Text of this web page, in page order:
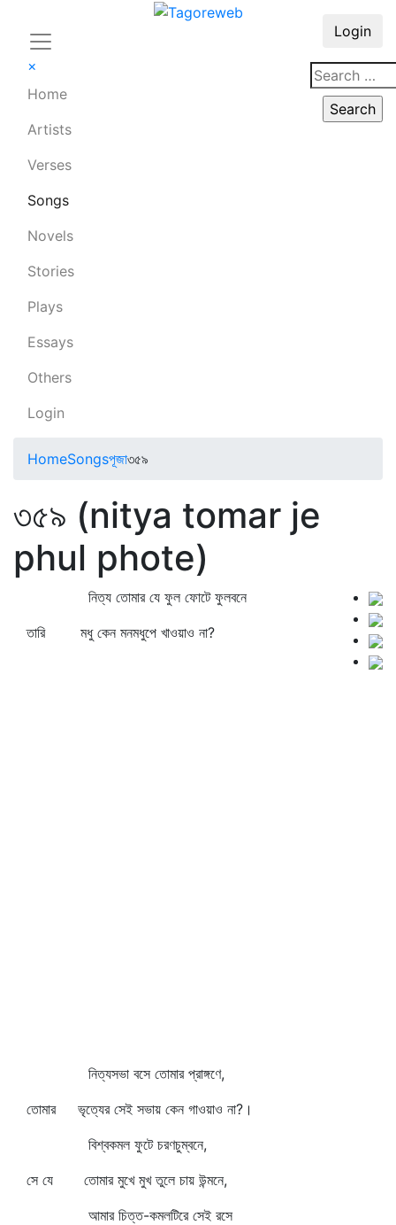
×
Home
Artists
Verses
Songs
Novels
Stories
Plays
Essays
Others
Login
Login
HomeSongsপূজা৩৫৯
৩৫৯ (nitya tomar je
phul phote)
নিত্য তোমার যে ফুল ফোটে ফুলবনে
তারি মধু কেন মনমধুপে খাওয়াও না?
নিত্যসভা বসে তোমার প্রাঙ্গণে,
তোমার ভৃত্যের সেই সভায় কেন গাওয়াও না?।
বিশ্বকমল ফুটে চরণচুম্বনে,
সে যে তোমার মুখে মুখ তুলে চায় উন্মনে,
আমার চিত্ত-কমলটিরে সেই রসে